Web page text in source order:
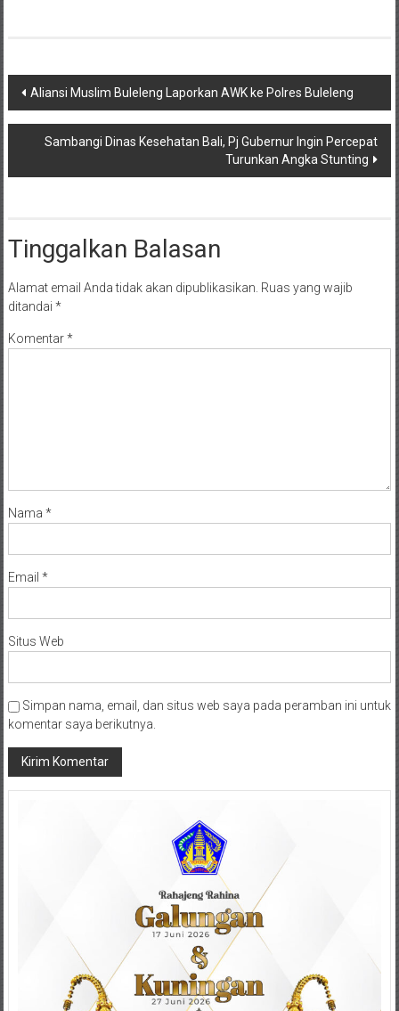
Navigasi
pos
Aliansi Muslim Buleleng Laporkan AWK ke Polres Buleleng
Sambangi Dinas Kesehatan Bali, Pj Gubernur Ingin Percepat
Turunkan Angka Stunting
Tinggalkan Balasan
Alamat email Anda tidak akan dipublikasikan. Ruas yang wajib
ditandai *
Komentar*
Nama *
Email *
Situs Web
Simpan nama, email, dan situs web saya pada peramban ini untuk
komentar saya berikutnya.